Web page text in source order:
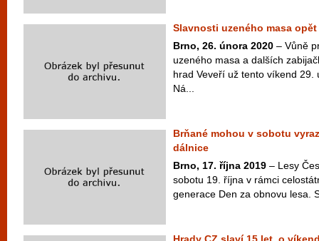
Slavnosti uzeného masa
Brno, 26. února 2020 – Vůně
uzeného masa a dalších
hrad Veveří už tento víkend 29.
Ná...
Brňané mohou v sobotu
dálnice
Brno, 17. října 2019 – Lesy
sobotu 19. října v rámci
generace Den za obnovu lesa.